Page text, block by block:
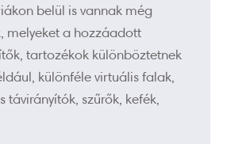
belül is vannak még
melyeket a hozzáadott
tartozékok különböztetnek
különféle virtuális falak,
távirányítók, szűrők, kefék,